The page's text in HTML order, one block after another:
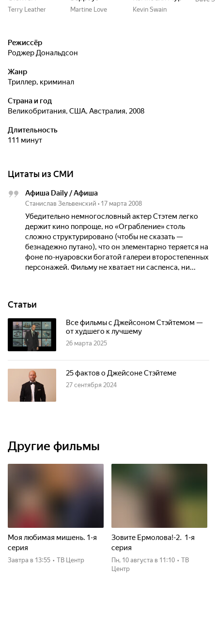
Terry Leather Martine Love Kevin Swain
Режиссёр
Роджер Дональдсон
Жанр
триллер, криминал
Страна и год
Великобритания, США, Австралия, 2008
Длительность
111 минут
Цитаты из СМИ
Афиша Daily / Афиша
Станислав Зельвенский • 17 марта 2008
Убедительно немногословный актер Стэтем легко
держит кино попроще, но «Ограбление» столь
сложно структурировано (чтобы не сказать —
безнадежно путано), что он элементарно теряется на
фоне по-нуаровски богатой галереи второстепенных
персонажей. Фильму не хватает ни саспенса, ни...
Статьи
Все фильмы с Джейсоном Стэйтемом —
от худшего к лучшему
26 марта 2025
25 фактов о Джейсоне Стэйтеме
27 сентября 2024
Другие фильмы
Моя любимая мишень. 1-я
серия
Завтра в 13:55 • ТВ Центр
Зовите Ермолова!-2. 1-я
серия
пн, 10 августа в 11:10 • ТВ
Центр